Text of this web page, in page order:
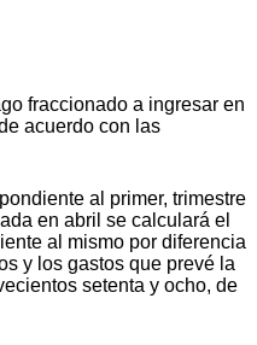
fraccionado a ingresar en
acuerdo con las
al primer, trimestre
en abril se calculará el
al mismo por diferencia
y los gastos que prevé la
setenta y ocho, de